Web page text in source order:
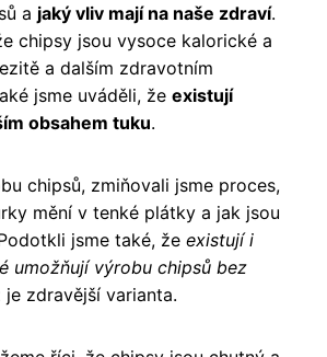
a jaký vliv mají na naše zdraví.
chipsy jsou vysoce kalorické a
a dalším zdravotním
jsme uváděli, že existují
obsahem tuku.
chipsů, zmiňovali jsme proces,
mění v tenké plátky a jak jsou
jsme také, že existují i
umožňují výrobu chipsů bez
je zdravější varianta.